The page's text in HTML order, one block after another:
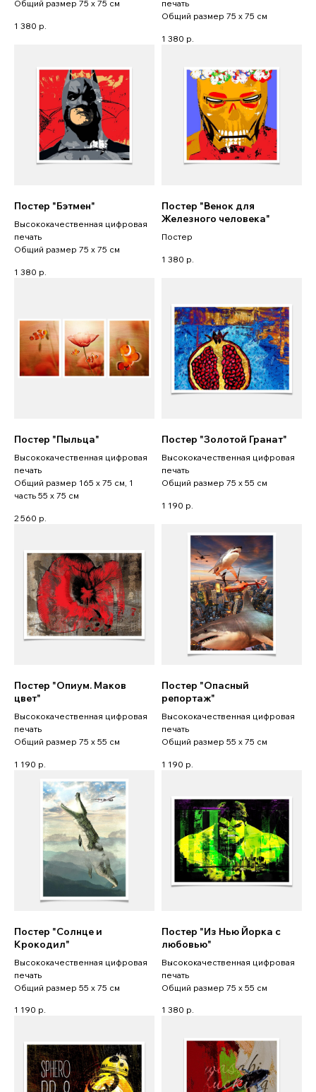
Общий размер 75 x 75 см
1 380 р.
печать
Общий размер 75 x 75 см
1 380 р.
Постер "Бэтмен"
Высококачественная цифровая
печать
Общий размер 75 x 75 см
1 380 р.
Постер "Венок для
Железного человека"
Постер
1 380 р.
Постер "Пыльца"
Высококачественная цифровая
печать
Общий размер 165 x 75 см, 1
часть 55 x 75 см
2 560 р.
Постер "Золотой Гранат"
Высококачественная цифровая
печать
Общий размер 75 x 55 см
1 190 р.
Постер "Опиум. Маков
цвет"
Высококачественная цифровая
печать
Общий размер 75 x 55 см
1 190 р.
Постер "Опасный
репортаж"
Высококачественная цифровая
печать
Общий размер 55 x 75 см
1 190 р.
Постер "Солнце и
Крокодил"
Высококачественная цифровая
печать
Общий размер 55 x 75 см
1 190 р.
Постер "Из Нью Йорка с
любовью"
Высококачественная цифровая
печать
Общий размер 75 x 55 см
1 380 р.